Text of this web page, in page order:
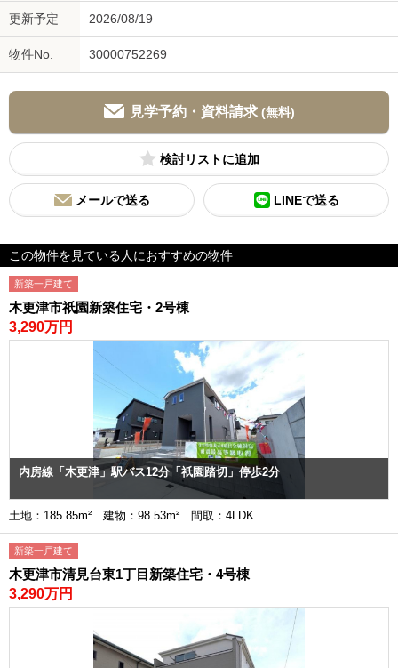
更新予定 2026/08/19
物件No. 30000752269
見学予約・資料請求 (無料)
検討リスト
メールで送る LINEで送る
この物件を見ている人におすすめの物件
新築一戸建て
木更津市祇園新築住宅・2号棟
3,290万円
内房線「木更津」駅バス12分「祇園踏切」停歩2分
土地：185.85m² 建物：98.53m² 間取：4LDK
新築一戸建て
木更津市清見台東1丁目新築住宅・4号棟
3,290万円